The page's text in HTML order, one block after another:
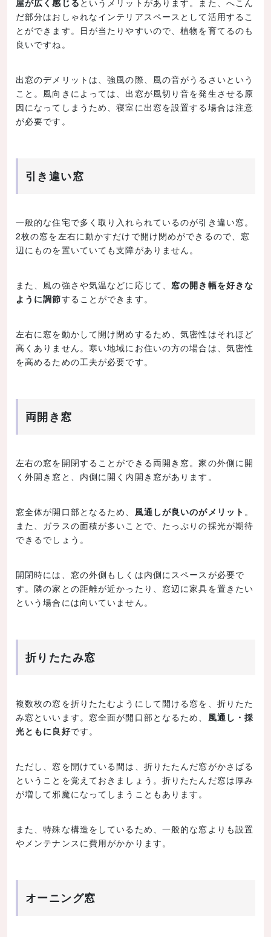
屋が広く感じる というメリットがあります。また、へこん
だ部分はおしゃれなインテリアスペースとして活用するこ
とができます。日が当たりやすいので、植物を育てるのも
良いですね。
出窓のデメリットは、強風の際、風の音がうるさいという
こと。風向きによっては、出窓が風切り音を発生させる原
因になってしまうため、寝室に出窓を設置する場合は注意
が必要です。
引き違い窓
一般的な住宅で多く取り入れられているのが引き違い窓。
2枚の窓を左右に動かすだけで開け閉めができるので、窓
辺にものを置いていても支障がありません。
また、風の強さや気温などに応じて、 窓の開き幅を好きな
ように調節することができます。
左右に窓を動かして開け閉めするため、気密性はそれほど
高くありません。寒い地域にお住いの方の場合は、気密性
を高めるための工夫が必要です。
両開き窓
左右の窓を開閉することができる両開き窓。家の外側に開
く外開き窓と、内側に開く内開き窓があります。
窓全体が開口部となるため、 風通しが良いのがメリット 。
また、ガラスの面積が多いことで、たっぷりの採光が期待
できるでしょう。
開閉時には、窓の外側もしくは内側にスペースが必要で
す。隣の家との距離が近かったり、窓辺に家具を置きたい
という場合には向いていません。
折りたたみ窓
複数枚の窓を折りたたむようにして開ける窓を、折りたた
み窓といいます。窓全面が開口部となるため、 風通し・採
光ともに良好です。
ただし、窓を開けている間は、折りたたんだ窓がかさばる
ということを覚えておきましょう。折りたたんだ窓は厚み
が増して邪魔になってしまうこともあります。
また、特殊な構造をしているため、一般的な窓よりも設置
やメンテナンスに費用がかかります。
オーニング窓